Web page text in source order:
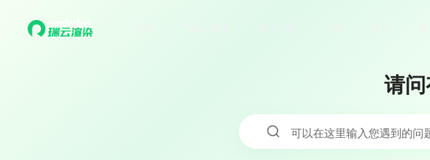
请
可以在这里输入您遇到的问